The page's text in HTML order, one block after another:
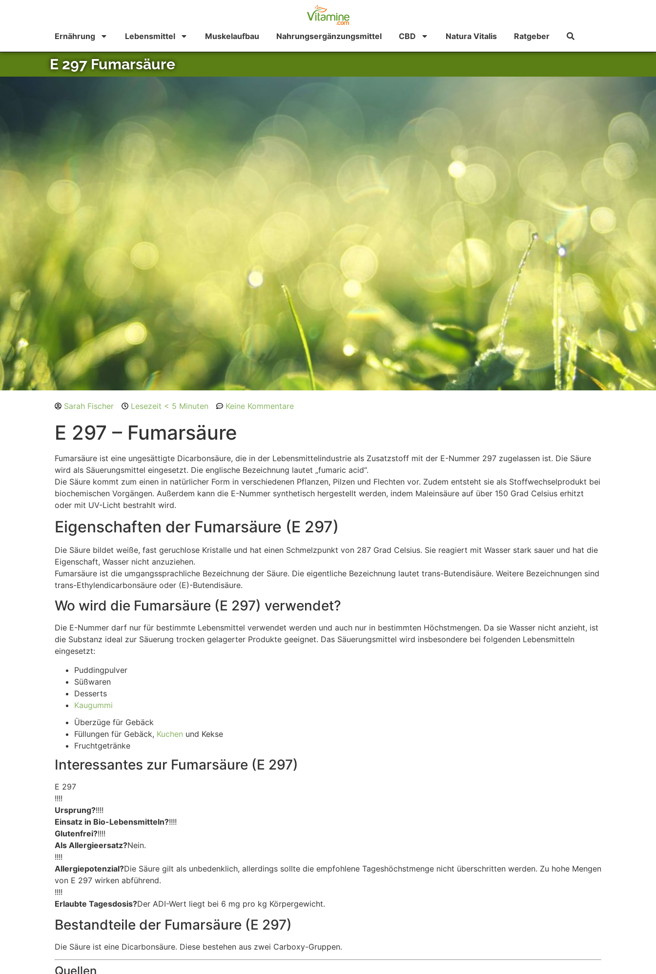
Ernährung Lebensmittel Muskelaufbau Nahrungsergänzungsmittel CBD Natura Vitalis Ratgeber
E 297 Fumarsäure
Sarah Fischer Lesezeit < 5 Minuten Keine Kommentare
E 297 – Fumarsäure
Fumarsäure ist eine ungesättigte Dicarbonsäure, die in der Lebensmittelindustrie als Zusatzstoff mit der E-Nummer 297 zugelassen ist. Die Säure
wird als Säuerungsmittel eingesetzt. Die englische Bezeichnung lautet „fumaric acid“.
Die Säure kommt zum einen in natürlicher Form in verschiedenen Pflanzen, Pilzen und Flechten vor. Zudem entsteht sie als Stoffwechselprodukt bei
biochemischen Vorgängen. Außerdem kann die E-Nummer synthetisch hergestellt werden, indem Maleinsäure auf über 150 Grad Celsius erhitzt
oder mit UV-Licht bestrahlt wird.
Eigenschaften der Fumarsäure (E 297)
Die Säure bildet weiße, fast geruchlose Kristalle und hat einen Schmelzpunkt von 287 Grad Celsius. Sie reagiert mit Wasser stark sauer und hat die
Eigenschaft, Wasser nicht anzuziehen.
Fumarsäure ist die umgangssprachliche Bezeichnung der Säure. Die eigentliche Bezeichnung lautet trans-Butendisäure. Weitere Bezeichnungen sind
trans-Ethylendicarbonsäure oder (E)-Butendisäure.
Wo wird die Fumarsäure (E 297) verwendet?
Die E-Nummer darf nur für bestimmte Lebensmittel verwendet werden und auch nur in bestimmten Höchstmengen. Da sie Wasser nicht anzieht, ist
die Substanz ideal zur Säuerung trocken gelagerter Produkte geeignet. Das Säuerungsmittel wird insbesondere bei folgenden Lebensmitteln
eingesetzt:
Puddingpulver
Süßwaren
Desserts
Kaugummi
Überzüge für Gebäck
Füllungen für Gebäck, Kuchen und Kekse
Fruchtgetränke
Interessantes zur Fumarsäure (E 297)
E 297
!!!!
Ursprung?!!!!
Einsatz in Bio-Lebensmitteln?!!!!
Glutenfrei?!!!!
Als Allergieersatz?Nein.
!!!!
Allergiepotenzial?Die Säure gilt als unbedenklich, allerdings sollte die empfohlene Tageshöchstmenge nicht überschritten werden. Zu hohe Mengen
von E 297 wirken abführend.
!!!!
Erlaubte Tagesdosis?Der ADI-Wert liegt bei 6 mg pro kg Körpergewicht.
Bestandteile der Fumarsäure (E 297)
Die Säure ist eine Dicarbonsäure. Diese bestehen aus zwei Carboxy-Gruppen.
Quellen